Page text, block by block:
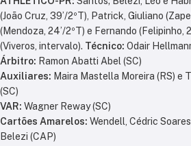
(João Cruz, 39’/2ºT), Patrick, Giuliano
(Mendoza, 24’/2ºT) e Fernando (Felipinho,
(Viveros, intervalo). Técnico: Odair
Árbitro: Ramon Abatti Abel (SC)
Auxiliares: Maira Mastella Moreira (RS) e
(SC)
VAR: Wagner Reway (SC)
Cartões Amarelos: Wendell, Cédric
Belezi (CAP)